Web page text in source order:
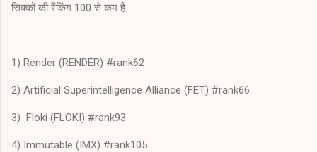
सिक्कों की रैंकिंग 100 से कम है
1) Render (RENDER) #rank62
2) Artificial Superintelligence Alliance (FET) #rank66
3) Floki (FLOKI) #rank93
4) Immutable (IMX) #rank105